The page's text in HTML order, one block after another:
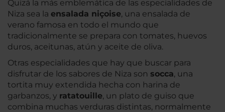
Quizá la más emblemática de las especialidades de
Niza sea la ensalada niçoise, una ensalada de
verano famosa en todo el mundo que
tradicionalmente se prepara con tomates, huevos
duros, aceitunas, atún y aceite de oliva.
Otras especialidades que hay que buscar para
disfrutar de los sabores de Niza son socca, una
tortita muy extendida hecha con harina de
garbanzos, y ratatouille, un plato de guiso que
combina muchas verduras distintas, normalmente